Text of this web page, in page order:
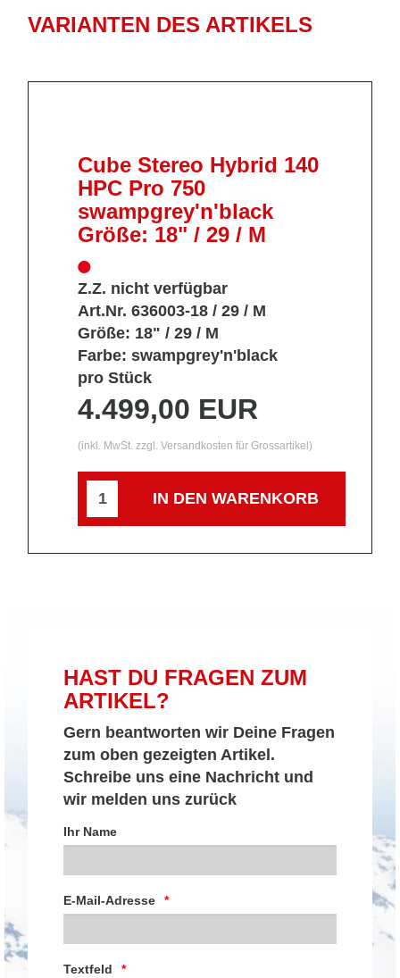
VARIANTEN DES ARTIKELS
Cube Stereo Hybrid 140
HPC Pro 750
swampgrey'n'black
Größe: 18" / 29 / M
Z.Z. nicht verfügbar
Art.Nr. 636003-18 / 29 / M
Größe: 18" / 29 / M
Farbe: swampgrey'n'black
pro Stück
4.499,00 EUR
(inkl. MwSt. zzgl.Versandkosten für Grossartikel)
IN DEN WARENKORB
HAST DU FRAGEN ZUM
ARTIKEL?
Gern beantworten wir Deine Fragen
zum oben gezeigten Artikel.
Schreibe uns eine Nachricht und
wir melden uns zurück
Ihr Name
E-Mail-Adresse
Textfeld